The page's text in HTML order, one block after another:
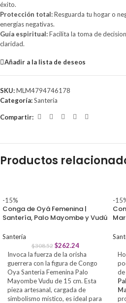
éxito.
Protección total:Resguarda tu hogar o
energías negativas.
Guía espiritual:Facilita la toma de
claridad.
Añadir a la lista de deseos
SKU:MLM4794746178
Categoría:Santería
Compartir:
Productos
-15%
Conga de Oyá Femenina |
Santería, Palo Mayombe y Vudú
Santería
$308.52 $262.24
Invoca la fuerza de la orisha
guerrera con la figura de Congo
Oya Santeria Femenina Palo
Mayombe Vudu de 15 cm. Esta
pieza artesanal, cargada de
simbolismo místico, es ideal para
-
de